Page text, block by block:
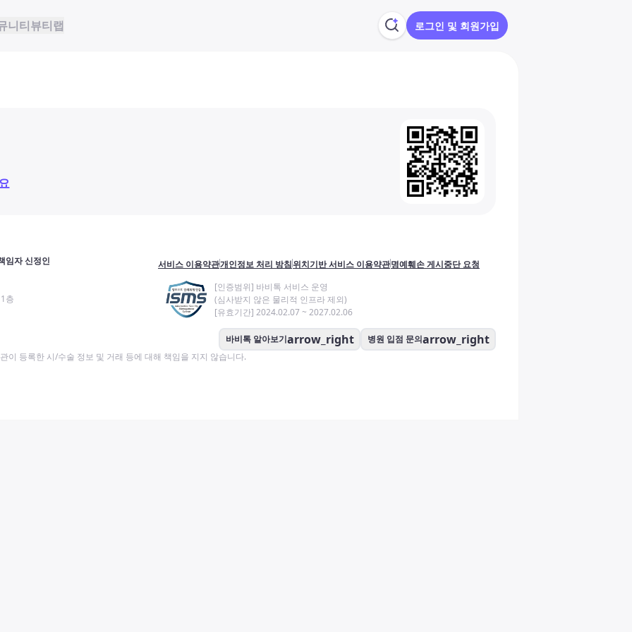
니티뷰티랩 로그인 및 회원가입
임자 신정인
층
서비스 이용약관개인정보 처리 방침위치기반 서비스 이용약관명예훼손 게시중단 요청
[인증범위] 바비톡 서비스 운영
(심사받지 않은 물리적 인프라 제외)
[유효기간] 2024.02.07 ~ 2027.02.06
바비톡 알아보기arrow_right 병원 입점 문의arrow_right
이 등록한 시/수술 정보 및 거래 등에 대해 책임을 지지 않습니다.